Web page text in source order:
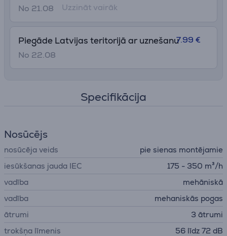
No 21.08
Uzzināt vairāk
Piegāde Latvijas teritorijā ar uznešanu
No 22.08
7.99 €
Specifikācija
Nosūcējs
nosūcēja veids
pie sienas montējamie
iesūkšanas jauda IEC
175 - 350 m³/h
vadība
mehāniskā
vadība
mehaniskās pogas
ātrumi
3 ātrumi
trokšņa līmenis
56 līdz 72 dB